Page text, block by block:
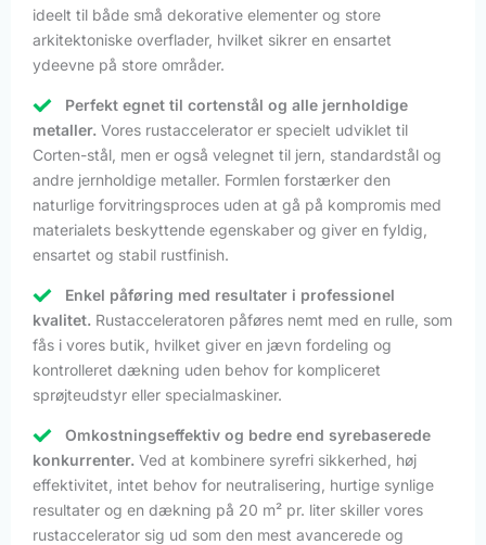
ideelt til både små dekorative elementer og store
arkitektoniske overflader, hvilket sikrer en ensartet
ydeevne på store områder.
Perfekt egnet til cortenstål og alle jernholdige
metaller. Vores rustaccelerator er specielt udviklet til
Corten-stål, men er også velegnet til jern, standardstål og
andre jernholdige metaller. Formlen forstærker den
naturlige forvitringsproces uden at gå på kompromis med
materialets beskyttende egenskaber og giver en fyldig,
ensartet og stabil rustfinish.
Enkel påføring med resultater i professionel
kvalitet. Rustacceleratoren påføres nemt med en rulle, som
fås i vores butik, hvilket giver en jævn fordeling og
kontrolleret dækning uden behov for kompliceret
sprøjteudstyr eller specialmaskiner.
Omkostningseffektiv og bedre end syrebaserede
konkurrenter. Ved at kombinere syrefri sikkerhed, høj
effektivitet, intet behov for neutralisering, hurtige synlige
resultater og en dækning på 20 m² pr. liter skiller vores
rustaccelerator sig ud som den mest avancerede og